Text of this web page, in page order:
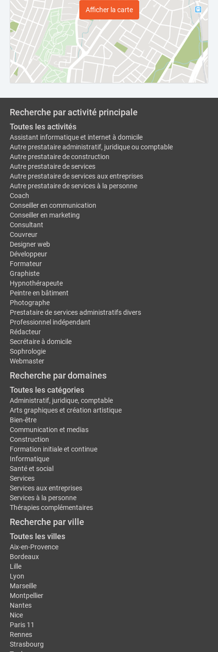
Afficher la carte
Recherche par activité principale
Toutes les activités
Assistant informatique et internet à domicile
Autre prestataire administratif, juridique ou comptable
Autre prestataire de construction
Autre prestataire de services
Autre prestataire de services aux entreprises
Autre prestataire de services à la personne
Coach
Conseiller en communication
Conseiller en marketing
Consultant
Couvreur
Designer web
Développeur
Formateur
Graphiste
Hypnothérapeute
Peintre en bâtiment
Photographe
Prestataire de services administratifs divers
Professionnel indépendant
Rédacteur
Secrétaire à domicile
Sophrologie
Webmaster
Recherche par domaines
Toutes les catégories
Administratif, juridique, comptable
Arts graphiques et création artistique
Bien-être
Communication et medias
Construction
Formation initiale et continue
Informatique
Santé et social
Services
Services aux entreprises
Services à la personne
Thérapies complémentaires
Recherche par ville
Toutes les villes
Aix-en-Provence
Bordeaux
Lille
Lyon
Marseille
Montpellier
Nantes
Nice
Paris 11
Rennes
Strasbourg